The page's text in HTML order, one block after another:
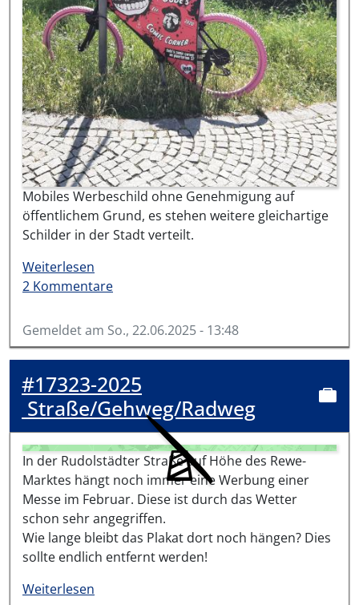
Mobiles Werbeschild ohne Genehmigung auf
öffentlichem Grund, es stehen weitere gleichartige
Schilder in der Stadt verteilt.
Weiterlesen
2 Kommentare
Gemeldet am So., 22.06.2025 - 13:48
#17323-2025
Straße/Gehweg/Radweg
In der Rudolstädter Straße auf Höhe des Rewe-
Marktes hängt noch immer eine Werbung einer
Messe im Februar. Diese ist durch das Wetter
schon sehr angegriffen.
Wie lange bleibt das Plakat dort noch hängen? Dies
sollte endlich entfernt werden!
Weiterlesen